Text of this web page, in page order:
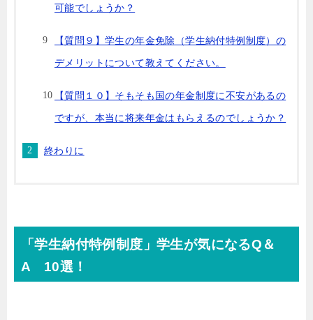
可能でしょうか？
【質問９】学生の年金免除（学生納付特例制度）の
デメリットについて教えてください。
【質問１０】そもそも国の年金制度に不安があるの
ですが、本当に将来年金はもらえるのでしょうか？
終わりに
「学生納付特例制度」学生が気になるQ＆
A 10選！